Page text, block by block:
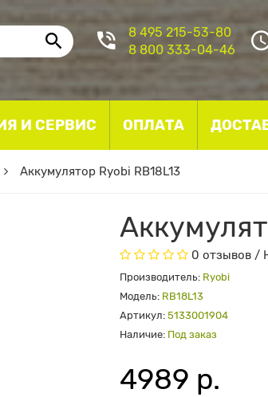
8 495 215-53-80
8 800 333-04-46
И СЕРВИС ОПЛАТА
Аккумулятор Ryobi RB18L13
0 отзывов /
Производитель: Ryobi
Модель: RB18L13
Артикул: 5133001904
Наличие: Под заказ
4989 р.